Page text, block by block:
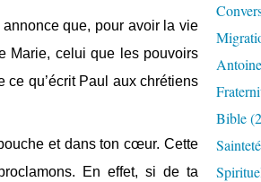
que, pour avoir la vie
Marie, celui que les pouvoirs
ce qu’écrit Paul aux chrétiens
et dans ton cœur. Cette
En effet, si de ta
Bible
Sainteté